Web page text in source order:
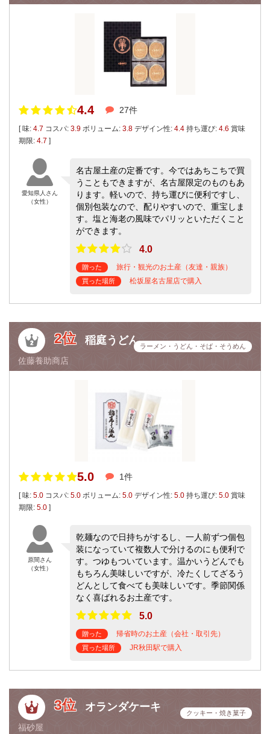
4.4 27件
[ 味: 4.7 コスパ: 3.9 ボリューム: 3.8 デザイン性: 4.4 持ち運び: 4.6 賞味
期限: 4.7 ]
愛知県人さん
（女性）
名古屋土産の定番です。今ではあちこちで買
うこともできますが、名古屋限定のものもあ
ります。軽いので、持ち運びに便利ですし、
個別包装なので、配りやすいので、重宝しま
す。塩と海老の風味でパリッといただくこと
ができます。
4.0
贈った 旅行・観光のお土産（友達・親族）
買った場所 松坂屋名古屋店で購入
2位 稲庭うどん
佐藤養助商店
ラーメン・うどん・そば・そうめん
5.0 1件
[ 味: 5.0 コスパ: 5.0 ボリューム: 5.0 デザイン性: 5.0 持ち運び: 5.0 賞味
期限: 5.0 ]
原間さん
（女性）
乾麺なので日持ちがするし、一人前ずつ個包
装になっていて複数人で分けるのにも便利で
す。つゆもついています。温かいうどんでも
もちろん美味しいですが、冷たくしてざるう
どんとして食べても美味しいです。季節関係
なく喜ばれるお土産です。
5.0
贈った 帰省時のお土産（会社・取引先）
買った場所 JR秋田駅で購入
3位 オランダケーキ
福砂屋
クッキー・焼き菓子